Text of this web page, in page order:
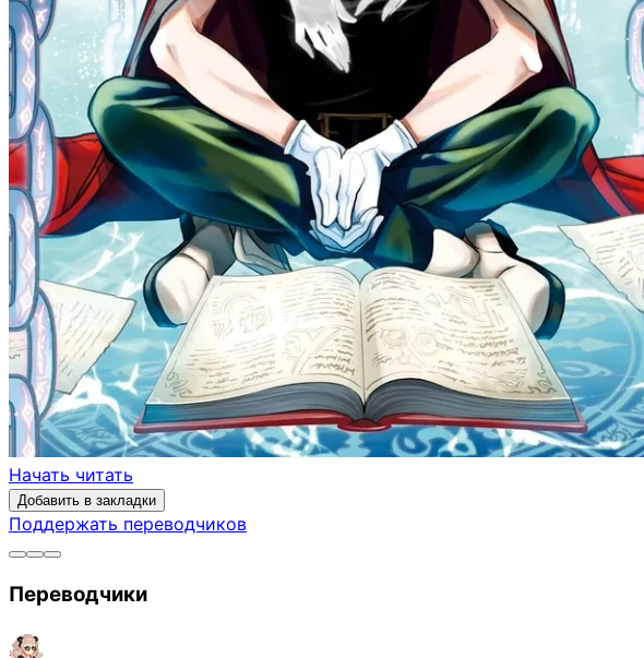
Начать читать
Добавить в закладки
Поддержать переводчиков
Переводчики